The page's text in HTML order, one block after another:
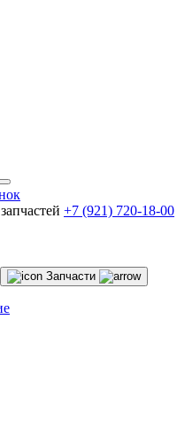
+7 (921) 720-18-00
Запчасти